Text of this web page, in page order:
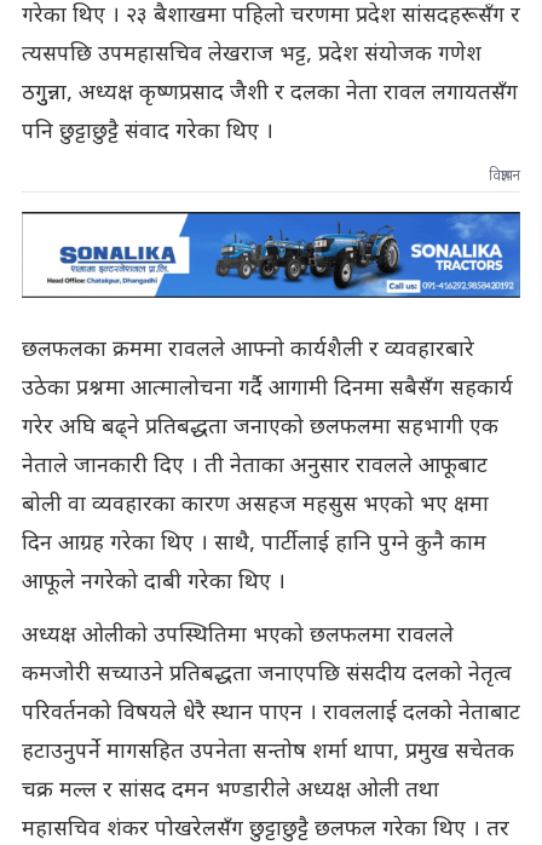
गरेका थिए । २३ बैशाखमा पहिलो चरणमा प्रदेश सांसदहरूसँग र
त्यसपछि उपमहासचिव लेखराज भट्ट, प्रदेश संयोजक गणेश
ठगुुन्ना, अध्यक्ष कृष्णप्रसाद जैशी र दलका नेता रावल लगायतसँग
पनि छुट्टाछुट्टै संवाद गरेका थिए ।
विज्ञापन
छलफलका क्रममा रावलले आफ्नो कार्यशैली र व्यवहारबारे
उठेका प्रश्नमा आत्मालोचना गर्दै आगामी दिनमा सबैसँग सहकार्य
गरेर अघि बढ्ने प्रतिबद्धता जनाएको छलफलमा सहभागी एक
नेताले जानकारी दिए । ती नेताका अनुसार रावलले आफूबाट
बोली वा व्यवहारका कारण असहज महसुस भएको भए क्षमा
दिन आग्रह गरेका थिए । साथै, पार्टीलाई हानि पुग्ने कुनै काम
आफूले नगरेको दाबी गरेका थिए ।
अध्यक्ष ओलीको उपस्थितिमा भएको छलफलमा रावलले
कमजोरी सच्याउने प्रतिबद्धता जनाएपछि संसदीय दलको नेतृत्व
परिवर्तनको विषयले धेरै स्थान पाएन । रावललाई दलको नेताबाट
हटाउनुपर्ने मागसहित उपनेता सन्तोष शर्मा थापा, प्रमुख सचेतक
चक्र मल्ल र सांसद दमन भण्डारीले अध्यक्ष ओली तथा
महासचिव शंकर पोखरेलसँग छुट्टाछुट्टै छलफल गरेका थिए । तर